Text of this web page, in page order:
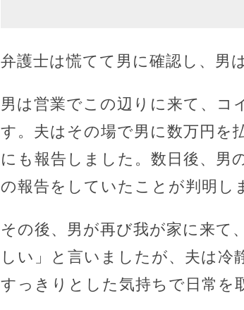
弁護士は慌てて男に確認し、男
男は営業でこの辺りに来て、コ
す。夫はその場で男に数万円を
にも報告しました。数日後、男
の報告をしていたことが判明し
その後、男が再び我が家に来て
しい」と言いましたが、夫は冷
すっきりとした気持ちで日常を